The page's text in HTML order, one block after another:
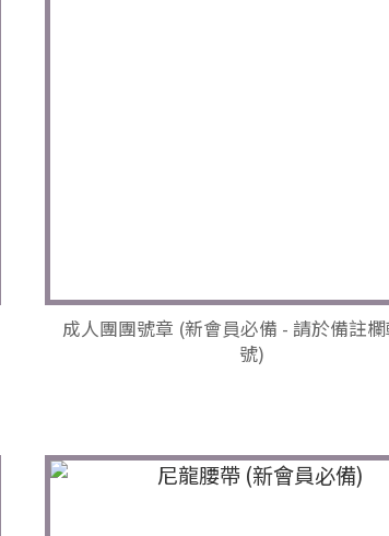
成人團團號章 (新會員必備 - 請於備註欄輸入團
號)